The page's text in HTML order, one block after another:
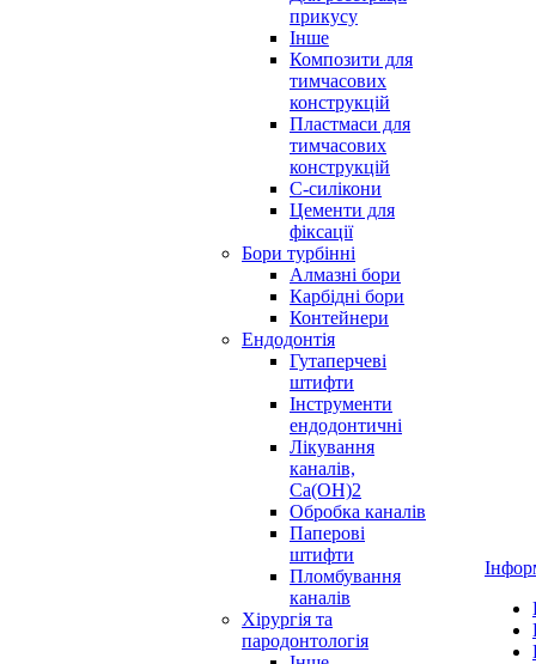
прикусу
Інше
Композити для
тимчасових
конструкцій
Пластмаси для
тимчасових
конструкцій
С-силікони
Цементи для
фіксації
Бори турбінні
Алмазні бори
Карбідні бори
Контейнери
Ендодонтія
Гутаперчеві
штифти
Інструменти
ендодонтичні
Лікування
каналів,
Ca(OH)2
Обробка каналів
Паперові
штифти
Пломбування
каналів
Хірургія та
пародонтологія